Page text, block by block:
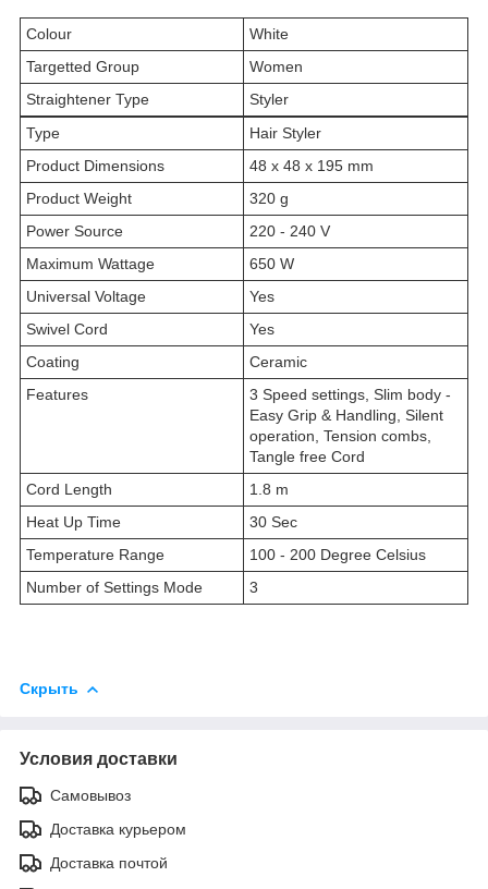
Colour
White
Targetted Group
Women
Straightener Type
Styler
Type
Hair Styler
Product Dimensions
48 x 48 x 195 mm
Product Weight
320 g
Power Source
220 - 240 V
Maximum Wattage
650 W
Universal Voltage
Yes
Swivel Cord
Yes
Coating
Ceramic
Features
3 Speed settings, Slim body -
Easy Grip & Handling, Silent
operation, Tension combs,
Tangle free Cord
Cord Length
1.8 m
Heat Up Time
30 Sec
Temperature Range
100 - 200 Degree Celsius
Number of Settings Mode
3
Скрыть
Условия доставки
Самовывоз
Доставка курьером
Доставка почтой